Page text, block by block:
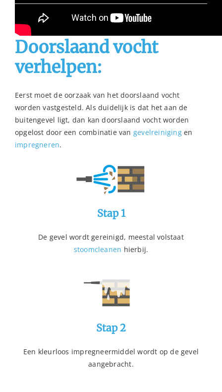
Doorslaand vocht
verhelpen:
Eerst moet de oorzaak van het doorslaand vocht
worden vastgesteld. Als duidelijk is dat het aan de
buitengevel ligt, dan kan doorslaand vocht worden
opgelost door een combinatie van gevelreinigingen
impregneren.
Stap 1
De gevel wordt gereinigd, meestal volstaat
stoomcleanen hierbij.
Stap 2
Een kleurloos impregneermiddel wordt op de gevel
aangebracht.